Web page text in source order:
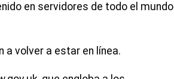
en servidores de todo el mundo
volver a estar en línea.